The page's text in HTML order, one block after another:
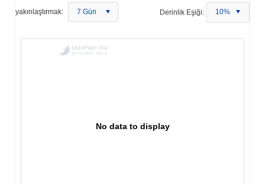
yakınlaştırmak: 7 Gün Derinlik Eşiği: 10%
No data to display